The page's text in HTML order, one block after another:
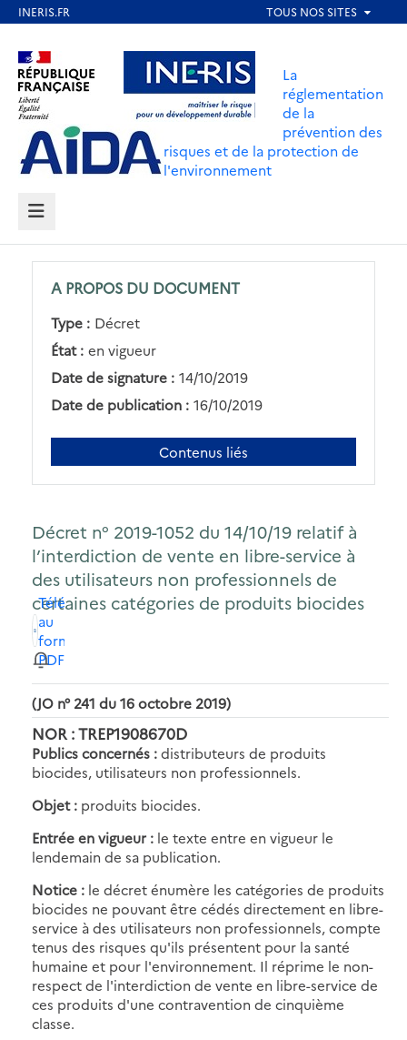
contenu
principal
Aller au contenu Aller au menu
Aller au pied de page
La
réglementation
de la
prévention des
risques et de la protection de
l'environnement
MENU
A PROPOS DU DOCUMENT
Type : Décret
État : en vigueur
Date de signature : 14/10/2019
Date de publication : 16/10/2019
Contenus liés
Décret n° 2019-1052 du 14/10/19 relatif à
l’interdiction de vente en libre-service à
des utilisateurs non professionnels de
certaines catégories de produits biocides
Télécharger
au
format
PDF
(JO n° 241 du 16 octobre 2019)
NOR : TREP1908670D
Publics concernés :distributeurs de produits
biocides, utilisateurs non professionnels.
Objet : produits biocides.
Entrée en vigueur : le texte entre en vigueur le
lendemain de sa publication.
Notice : le décret énumère les catégories de produits
biocides ne pouvant être cédés directement en libre-
service à des utilisateurs non professionnels, compte
tenus des risques qu'ils présentent pour la santé
humaine et pour l'environnement. Il réprime le non-
respect de l'interdiction de vente en libre-service de
ces produits d'une contravention de cinquième
classe.